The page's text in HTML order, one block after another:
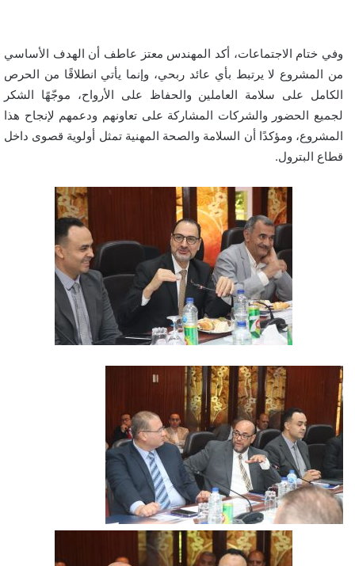
وفي ختام الاجتماعات، أكد المهندس معتز عاطف أن الهدف الأساسي
من المشروع لا يرتبط بأي عائد ربحي، وإنما يأتي انطلاقًا من الحرص
الكامل على سلامة العاملين والحفاظ على الأرواح، موجّهًا الشكر
لجميع الحضور والشركات المشاركة على تعاونهم ودعمهم لإنجاح هذا
المشروع، ومؤكدًا أن السلامة والصحة المهنية تمثل أولوية قصوى داخل
قطاع البترول.